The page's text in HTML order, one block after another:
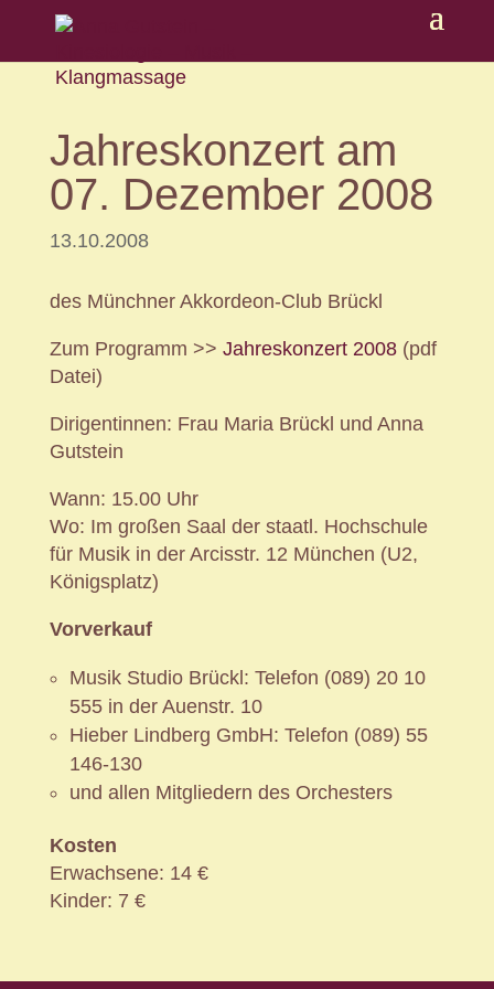
Jahreskonzert am
07. Dezember 2008
13.10.2008
des Münchner Akkordeon-Club Brückl
Zum Programm >> Jahreskonzert 2008(pdf
Datei)
Dirigentinnen: Frau Maria Brückl und Anna
Gutstein
Wann: 15.00 Uhr
Wo: Im großen Saal der staatl. Hochschule
für Musik in der Arcisstr. 12 München (U2,
Königsplatz)
Vorverkauf
Musik Studio Brückl: Telefon (089) 20 10
555 in der Auenstr. 10
Hieber Lindberg GmbH: Telefon (089) 55
146-130
und allen Mitgliedern des Orchesters
Kosten
Erwachsene: 14 €
Kinder: 7 €